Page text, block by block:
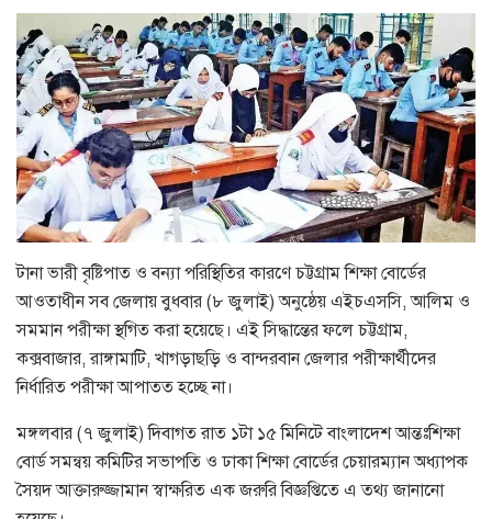
টানা ভারী বৃষ্টিপাত ও বন্যা পরিস্থিতির কারণে চট্টগ্রাম শিক্ষা বোর্ডের
আওতাধীন সব জেলায় বুধবার (৮ জুলাই) অনুষ্ঠেয় এইচএসসি, আলিম ও
সমমান পরীক্ষা স্থগিত করা হয়েছে। এই সিদ্ধান্তের ফলে চট্টগ্রাম,
কক্সবাজার, রাঙ্গামাটি, খাগড়াছড়ি ও বান্দরবান জেলার পরীক্ষার্থীদের
নির্ধারিত পরীক্ষা আপাতত হচ্ছে না।
মঙ্গলবার (৭ জুলাই) দিবাগত রাত ১টা ১৫ মিনিটে বাংলাদেশ আন্তঃশিক্ষা
বোর্ড সমন্বয় কমিটির সভাপতি ও ঢাকা শিক্ষা বোর্ডের চেয়ারম্যান অধ্যাপক
সৈয়দ আক্তারুজ্জামান স্বাক্ষরিত এক জরুরি বিজ্ঞপ্তিতে এ তথ্য জানানো